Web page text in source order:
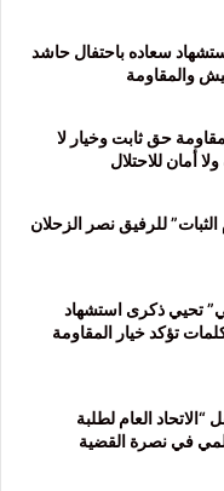
سعاده باحتفال حاشد
والمقاومة
حق ثابت وخيار لا
أمان للاحتلال
للرفيق نصر الزحلان
تحيي ذكرى استشهاد
تؤكد خيار المقاومة
العام لطلبة
في نصرة القضية